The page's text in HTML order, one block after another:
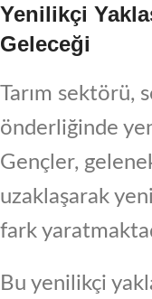
Yenilikçi
Geleceği
Tarım sektörü,
önderliğinde
Gençler,
uzaklaşarak
fark
Bu yenilikçi